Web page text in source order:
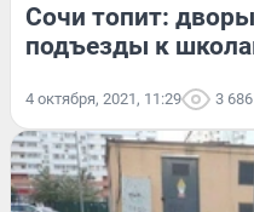
Сочи топит:
подъезды к
4 октября, 2021, 11:29 3 686